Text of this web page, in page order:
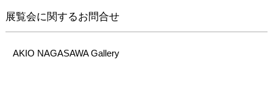
加えた、20余点を一堂に
展覧致します。
奈良は、350余年の歴史
展覧会に関するお問合せ
AKIO NAGASAWA Gallery